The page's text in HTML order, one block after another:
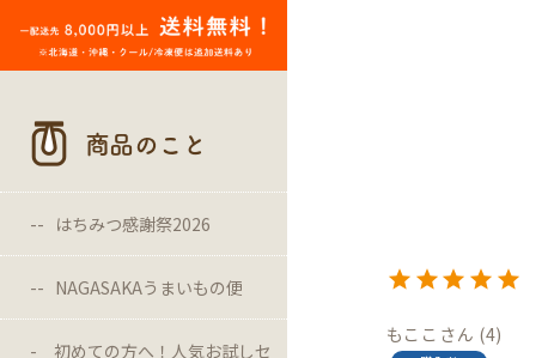
商品のこと
はちみつ感謝祭2026
NAGASAKAうまいもの便
初めての方へ！人気お試しセ
もここ 4